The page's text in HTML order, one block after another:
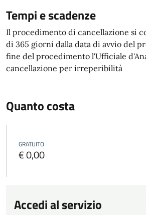
Tempi e scadenze
Il procedimento di cancellazione si
di 365 giorni dalla data di avvio del
fine del procedimento l'Ufficiale
cancellazione per irreperibilità
Quanto costa
GRATUITO
€ 0,00
Accedi al servizio